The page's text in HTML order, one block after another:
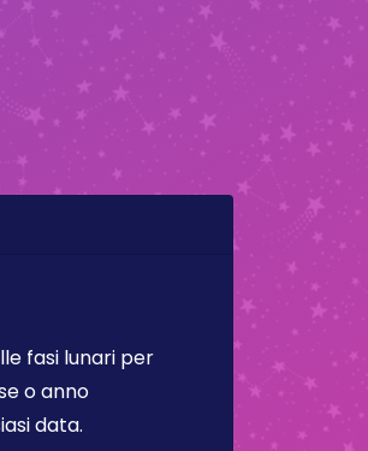
fasi lunari per
o anno
data.